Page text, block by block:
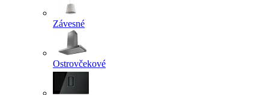
Závesné
Ostrovčekové